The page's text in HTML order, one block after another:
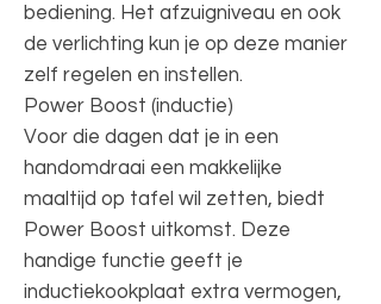
bediening. Het afzuigniveau en ook
de verlichting kun je op deze manier
zelf regelen en instellen.
Power Boost (inductie)
Voor die dagen dat je in een
handomdraai een makkelijke
maaltijd op tafel wil zetten, biedt
Power Boost uitkomst. Deze
handige functie geeft je
inductiekookplaat extra vermogen,